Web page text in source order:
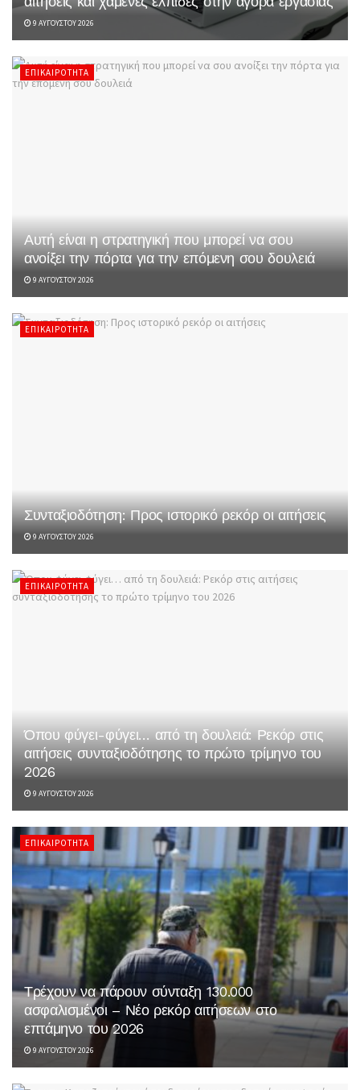
9 ΑΥΓΟΎΣΤΟΥ 2026
ΕΠΙΚΑΙΡΌΤΗΤΑ
Αυτή είναι η στρατηγική που μπορεί να σου
ανοίξει την πόρτα για την επόμενη σου δουλειά
9 ΑΥΓΟΎΣΤΟΥ 2026
ΕΠΙΚΑΙΡΌΤΗΤΑ
Συνταξιοδότηση: Προς ιστορικό ρεκόρ οι αιτήσεις
9 ΑΥΓΟΎΣΤΟΥ 2026
ΕΠΙΚΑΙΡΌΤΗΤΑ
Όπου φύγει-φύγει… από τη δουλειά: Ρεκόρ στις
αιτήσεις συνταξιοδότησης το πρώτο τρίμηνο του
2026
9 ΑΥΓΟΎΣΤΟΥ 2026
ΕΠΙΚΑΙΡΌΤΗΤΑ
Τρέχουν να πάρουν σύνταξη 130.000
ασφαλισμένοι – Νέο ρεκόρ αιτήσεων στο
επτάμηνο του 2026
9 ΑΥΓΟΎΣΤΟΥ 2026